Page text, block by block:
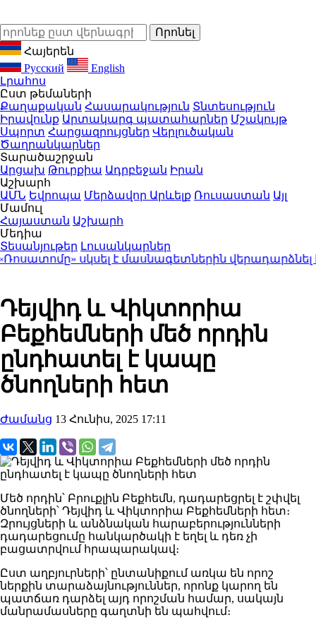
Հայերեն
Русский
English
Լրահոս
Ըստ թեմաների
Քաղաքական Հասարակություն Տնտեսություն
Իրավունք Արտակարգ պատահարներ Մշակույթ
Սպորտ Հարցազրույցներ Վերլուծական
Ծաղրանկարներ
Տարածաշրջան
Արցախ Թուրքիա Ադրբեջան Իրան
Աշխարհ
ԱՄՆ Եվրոպա Մերձավոր Արևելք Ռուսաստան Այլ
Մամուլ
Հայաստան Աշխարհ
Մեդիա
Տեսանյութեր Լուսանկարներ
սկսել է մասնագետներին վերադարձնել
Դեյվիդ և Վիկտորիա
Բեքհեմների մեծ որդին
ընդհատել է կապը
ծնողների հետ
Ժամանց 13 Հունիս, 2025 17:11
Մեծ որդին՝ Բրուքլին Բեքհեմն, դադարեցրել է շփվել
ծնողների՝ Դեյվիդ և Վիկտորիա Բեքհեմների հետ։
Զրույցների և անձնական հարաբերությունների
դադարեցումը հանկարծակի է եղել և դեռ չի
բացատրվում հրապարակավ։
Ըստ աղբյուրների՝ ընտանիքում առկա են որոշ
ներքին տարաձայնություններ, որոնք կարող են
պատճառ դարձել այդ որոշման համար, սակայն
մանրամասները գաղտնի են պահվում։